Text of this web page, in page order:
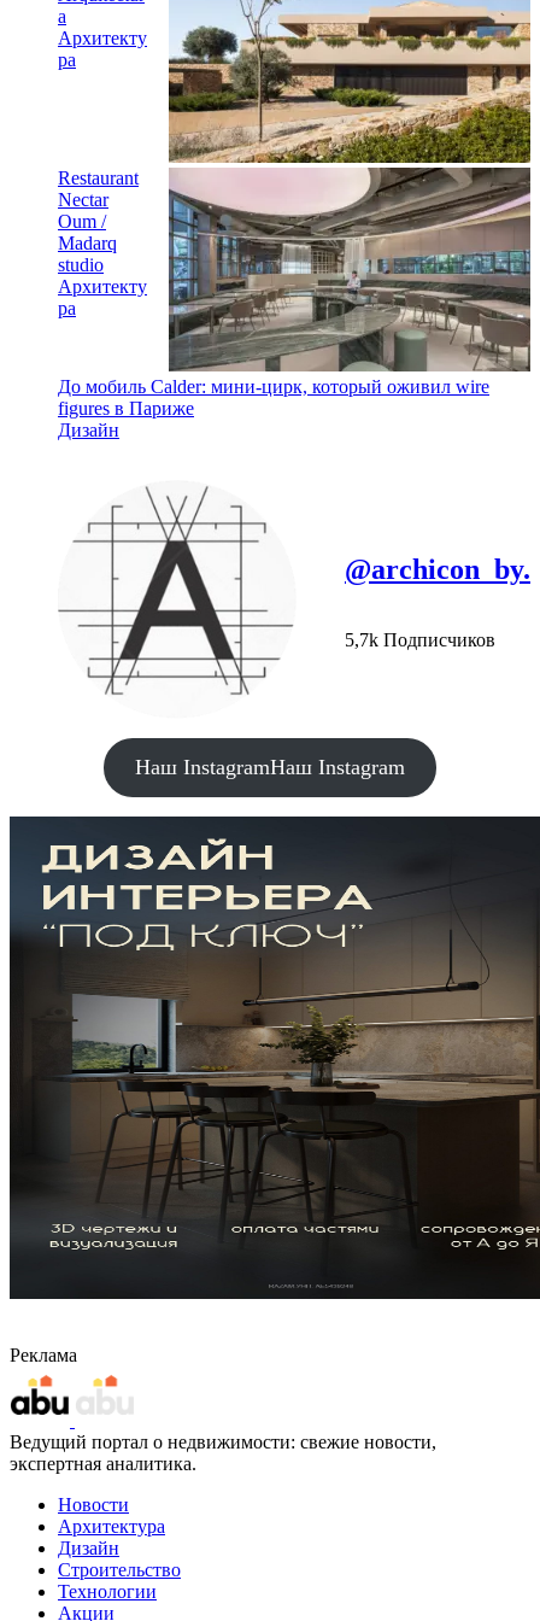
a
Архитекту
ра
Restaurant
Nectar
Oum /
Madarq
studio
Архитекту
ра
До мобиль Calder: мини-цирк, который оживил wire
figures в Париже
Дизайн
@archicon_by.
5,7k Подписчиков
Наш InstagramНаш Instagram
Реклама
Ведущий портал о недвижимости: свежие новости,
экспертная аналитика.
Новости
Архитектура
Дизайн
Строительство
Технологии
Акции